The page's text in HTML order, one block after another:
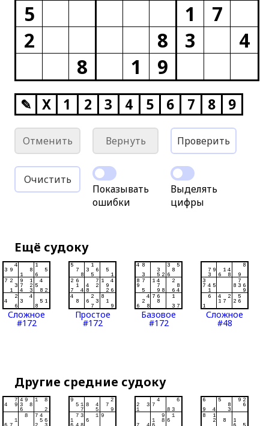
5
1
7
2
8 3
4
8
1 9
✎ X 1 2 3 4 5 6 7 8 9
Отменить Вернуть Проверить
Очистить
Показывать
ошибки
Выделять
цифры
Ещё судоку
Сложное
#172
Простое
#172
Базовое
#172
Сложное
#48
Другие средние судоку